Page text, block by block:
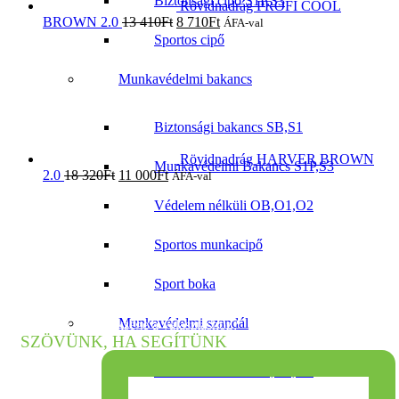
Sportos cipő
Munkavédelmi bakancs
Biztonsági bakancs SB,S1
Munkavédelmi Bakancs S1P,S3
Védelem nélküli OB,O1,O2
Sportos munkacipő
Sport boka
Munkavédelmi szandál
Rövidnadrág PROFI COOL
BROWN 2.0 13 410Ft 8 710Ft ÁFA-val
Rövidnadrág HARVER BROWN
2.0 18 320Ft 11 000Ft ÁFA-val
Tanácsra van szüksége a választáshoz?
SZÖVÜNK, HA SEGÍTÜNK